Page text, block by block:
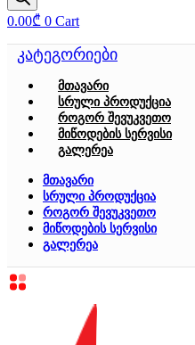
0.00₾ 0 Cart
კატეგორიები
მთავარი
სრული პროდუქცია
როგორ შევუკვეთო
მიწოდების სერვისი
გალერეა
მთავარი
სრული პროდუქცია
როგორ შევუკვეთო
მიწოდების სერვისი
გალერეა